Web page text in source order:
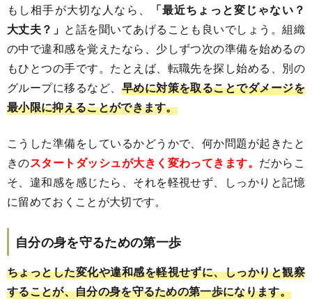
もし相手が大切な人なら、
「最近ちょっと変じゃない？
大丈夫？」 と話を聞いてあげることも良いでしょう。組織
の中で違和感を覚えたなら、少しずつ次の準備を始めるの
もひとつの手です。たとえば、転職先を探し始める、別の
グループに移るなど、 早めに対策を取ることでダメージを
最小限に抑えることができます。
こうした準備をしているかどうかで、何か問題が起きたと
きのスタートダッシュが大きく変わってきます。 だからこ
そ、違和感を感じたら、それを軽視せず、しっかりと記憶
に留めておくことが大切です。
自分の身を守るための第一歩
ちょっとした変化や違和感を軽視せずに、しっかりと観察
することが、自分の身を守るための第一歩になります。